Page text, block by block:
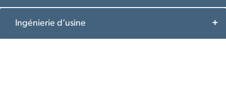
Ingénierie d’usine